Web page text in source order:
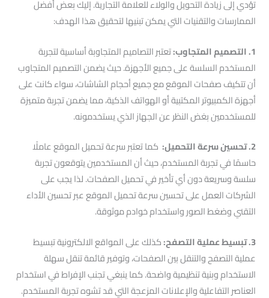
تؤدي إلى زيادة التحويل والولاء للعلامة التجارية. إليك بعض أفضل
الممارسات والتقنيات التي يمكن تبنيها لتحقيق هذا الهدف:
1. التصميم المتجاوب:
تعتبر التصاميم المتجاوبة أساسية لتجربة
المستخدم السلسة على جميع الأجهزة. حيث يضمن التصميم المتجاوب
أن تتكيف صفحات الموقع مع جميع أحجام الشاشات، سواء كانت على
أجهزة الكمبيوتر المكتبية أو الهواتف الذكية، مما يضمن تجربة متميزة
للمستخدمين بغض النظر عن الجهاز الذي يستخدمونه.
2. تحسين سرعة التحميل:
كما تعتبر سرعة تحميل الموقع عاملًا
حاسمًا في تجربة المستخدم، حيث أن المستخدمين يتوقعون تجربة
سلسة وسريعة دون أي تأخير في تحميل الصفحات. لذا يجب على
الشركات العمل على تحسين سرعة تحميل الموقع عبر تحسين الأداء
التقني وضغط الصور واستخدام خوادم موثوقة.
3. تبسيط عملية التصفح:
كذلك على المواقع الالكترونية تبسيط
عملية التصفح والتنقل بين الصفحات، وتوفير قائمة تنقل سهلة
الاستخدام وبنية تنظيمية واضحة. كما ينبغي تجنب الإفراط في استخدام
العناصر التفاعلية والإعلانات المزعجة التي قد تشوه تجربة المستخدم.